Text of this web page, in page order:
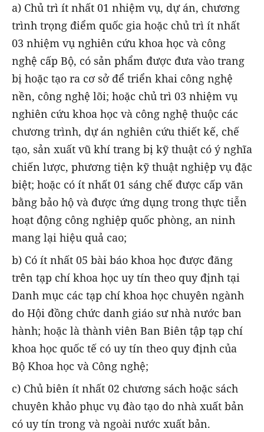
a) Chủ trì ít nhất 01 nhiệm vụ, dự án, chương
trình trọng điểm quốc gia hoặc chủ trì ít nhất
03 nhiệm vụ nghiên cứu khoa học và công
nghệ cấp Bộ, có sản phẩm được đưa vào trang
bị hoặc tạo ra cơ sở để triển khai công nghệ
nền, công nghệ lõi; hoặc chủ trì 03 nhiệm vụ
nghiên cứu khoa học và công nghệ thuộc các
chương trình, dự án nghiên cứu thiết kế, chế
tạo, sản xuất vũ khí trang bị kỹ thuật có ý nghĩa
chiến lược, phương tiện kỹ thuật nghiệp vụ đặc
biệt; hoặc có ít nhất 01 sáng chế được cấp văn
bằng bảo hộ và được ứng dụng trong thực tiễn
hoạt động công nghiệp quốc phòng, an ninh
mang lại hiệu quả cao;
b) Có ít nhất 05 bài báo khoa học được đăng
trên tạp chí khoa học uy tín theo quy định tại
Danh mục các tạp chí khoa học chuyên ngành
do Hội đồng chức danh giáo sư nhà nước ban
hành; hoặc là thành viên Ban Biên tập tạp chí
khoa học quốc tế có uy tín theo quy định của
Bộ Khoa học và Công nghệ;
c) Chủ biên ít nhất 02 chương sách hoặc sách
chuyên khảo phục vụ đào tạo do nhà xuất bản
có uy tín trong và ngoài nước xuất bản.